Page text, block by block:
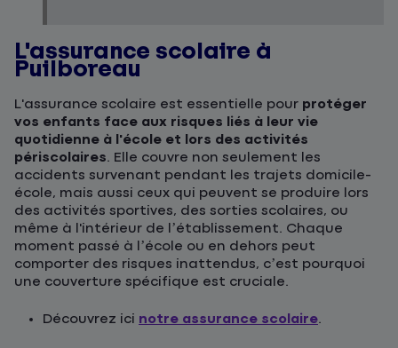
L'assurance scolaire à
Puilboreau
L'assurance scolaire est essentielle pour protéger
vos enfants face aux risques liés à leur vie
quotidienne à l'école et lors des activités
périscolaires. Elle couvre non seulement les
accidents survenant pendant les trajets domicile-
école, mais aussi ceux qui peuvent se produire lors
des activités sportives, des sorties scolaires, ou
même à l'intérieur de l’établissement. Chaque
moment passé à l’école ou en dehors peut
comporter des risques inattendus, c’est pourquoi
une couverture spécifique est cruciale.
Découvrez ici notre assurance scolaire.